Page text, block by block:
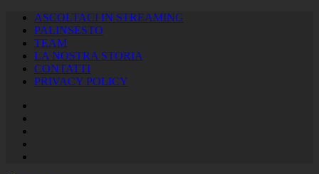
ASCOLTACI IN STREAMING
PALINSESTO
TEAM
LA NOSTRA STORIA
CONTATTI
PRIVACY POLICY